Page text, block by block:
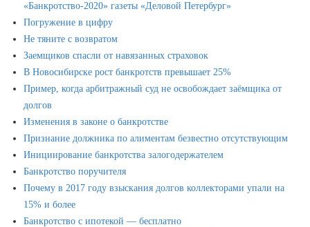
«Банкротство-2020» газеты «Деловой Петербург»
Погружение в цифру
Не тяните с возвратом
Заемщиков спасли от навязанных страховок
В Новосибирске рост банкротств превышает 25%
Пример, когда арбитражный суд не освобождает заёмщика от
долгов
Изменения в законе о банкротстве
Признание должника по алиментам безвестно отсутствующим
Инициирование банкротства залогодержателем
Банкротство поручителя
Почему в 2017 году взыскания долгов коллекторами упали на
15% и более
Банкротство с ипотекой — бесплатно